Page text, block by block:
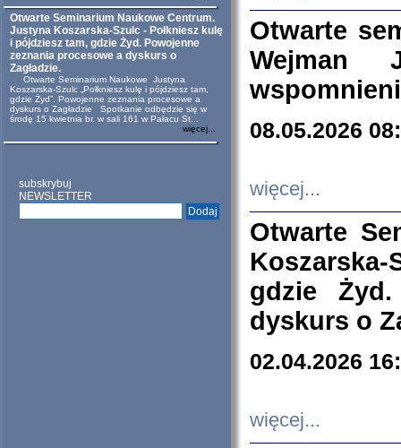
Otwarte Seminarium Naukowe Centrum.
Justyna Koszarska-Szulc - Połkniesz kulę
i pójdziesz tam, gdzie Żyd. Powojenne
zeznania procesowe a dyskurs o
Zagładzie.
Otwarte Seminarium Naukowe Justyna
Koszarska-Szulc „Połkniesz kulę i pójdziesz tam,
gdzie Żyd”. Powojenne zeznania procesowe a
dyskurs o Zagładzie Spotkanie odbędzie się w
środę 15 kwietnia br. w sali 161 w Pałacu St...
więcej...
subskrybuj
NEWSLETTER
Otwarte
Wejman
08.05.2026
więcej...
Otwarte
Koszarska-
gdzie
dyskurs o
02.04.2026
więcej...